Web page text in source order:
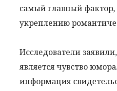
самый главный
укреплению
Исследователи
является чувство
информация